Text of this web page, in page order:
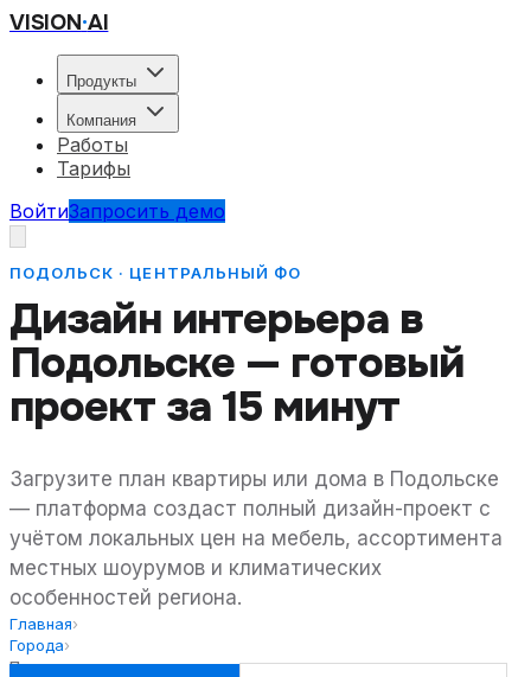
VISION·AI
Продукты
Компания
Работы
Тарифы
ВойтиЗапросить демо
ПОДОЛЬСК · ЦЕНТРАЛЬНЫЙ ФО
Дизайн интерьера в
Подольске— готовый
проект за 15 минут
Загрузите план квартиры или дома в Подольске
— платформа создаст полный дизайн-проект с
учётом локальных цен на мебель, ассортимента
местных шоурумов и климатических
особенностей региона.
Главная›
Города›
Подольск